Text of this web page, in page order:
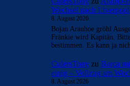
Wechsel nach Liverpool
8. August 2026
Bojan Arauhoe gröhl
Fränkie wird Kapitän.
bestimmen. Es kann ja
CulersTony zu Barça
einig – Vollzug am
8. August 2026